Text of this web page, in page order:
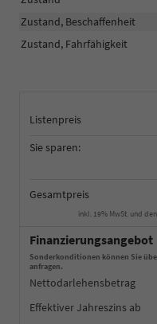
Listenpreis
Sie sparen:
Gesamtpreis
inkl. 19% MwSt. und
Finanzierungsangebot
Sonderkonditionen können Sie
anfragen.
Nettodarlehensbetrag
Effektiver Jahreszins
Zustand, Beschaffenheit
Zustand, Fahrfähigkeit